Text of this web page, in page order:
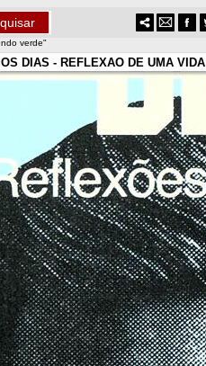
verde"
DIAS - REFLEXAO DE UMA VIDA